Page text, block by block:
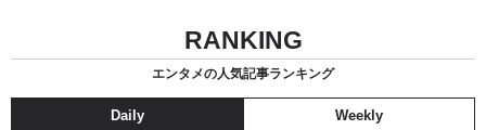
RANKING
エンタメの人気記事ランキング
Daily Weekly